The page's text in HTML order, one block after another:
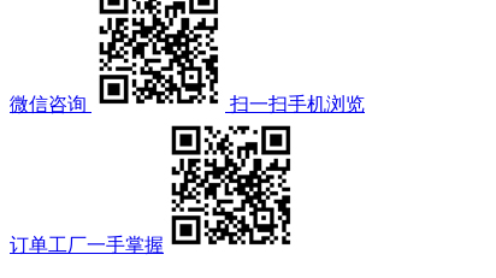
微信咨询 扫一扫手机浏览
订单工厂一手掌握